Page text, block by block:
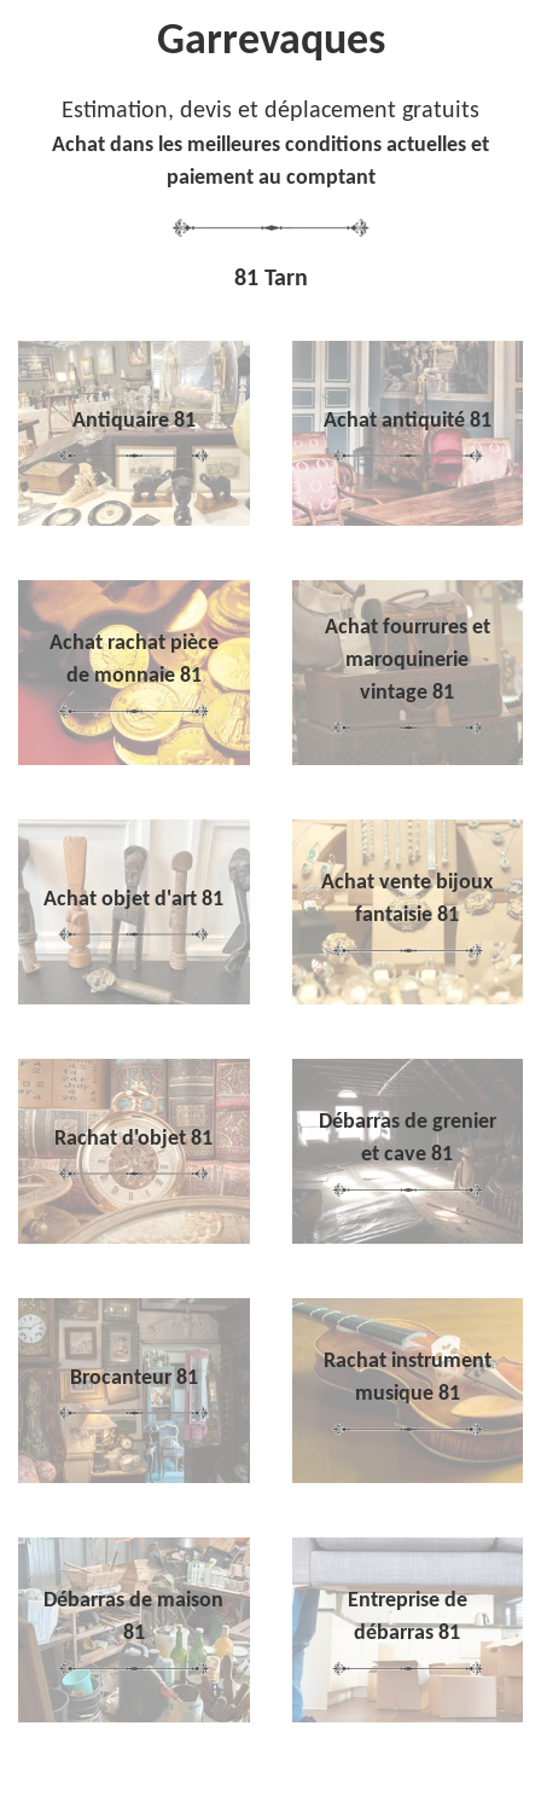
Garrevaques
Estimation, devis et déplacement gratuits
Achat dans les meilleures conditions actuelles et
paiement au comptant
81 Tarn
Antiquaire 81 Achat antiquité 81
Achat rachat pièce
de monnaie 81
Achat fourrures et
maroquinerie
vintage 81
Achat objet d'art 81
Achat vente bijoux
fantaisie 81
Rachat d'objet 81
Débarras de grenier
et cave 81
Brocanteur 81
Rachat instrument
musique 81
Débarras de maison
81
Entreprise de
débarras 81